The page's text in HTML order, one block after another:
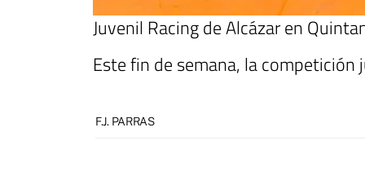
Juvenil Racing de Alcázar en
Este fin de semana, la
F.J. PARRAS